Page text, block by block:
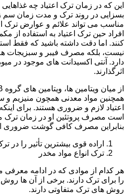
این که در زمان ترک اعتیاد چه غذاهایی
بسزایی در روند ترک و مدت زمان سم
مناسب می تواند علائم و عوارض ترک
افراد حین ترک اعتیاد به استفاده از
کنند. اما دقت داشته باشید که فقط
نیست، بلکه مصرف فیبر و سبزیجات
دارد. آنتی اکسیدانت های موجود در
اثرگذارند.
همچنین مواد معدنی همچون منیزیم و
اعتیاد لازم و ضروری هستند. برای
است مصرف پروتئین او در زمان ترک
بنابراین مصرف کافی گوشت ضروری
اراده قوی بیشترین تأثیر را در
ترک انواع مواد مخدر
هر کدام از موادی که در ادامه
را برای ترک دارند. برخی از آن ها
روش های ترک متفاوتی دارند.